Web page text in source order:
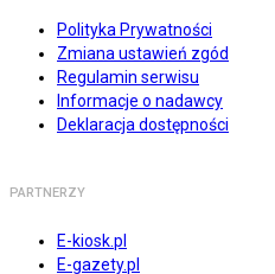
Polityka Prywatności
Zmiana ustawień zgód
Regulamin serwisu
Informacje o nadawcy
Deklaracja dostępności
PARTNERZY
E-kiosk.pl
E-gazety.pl